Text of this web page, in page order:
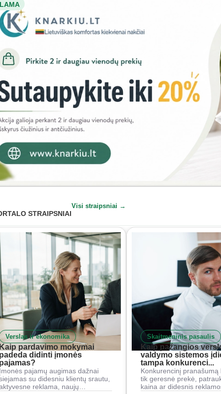
STRAIPSNIAI
Visi straipsniai →
Verslas ir ekonomika
pardavimo mokymai
didinti įmonės
pajamų augimas dažnai
su didesniu klientų srautu,
reklama, naujų…
Skaitmeninis pasaulis
Kaip pažangios
valdymo sistemos
tampa konkurenci...
Konkurencinį pranašumą
tik geresnė prekė,
kaina ar didesnis